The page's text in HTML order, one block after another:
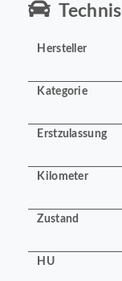
Hersteller
Kategorie
Erstzulassung
Kilometer
Zustand
HU